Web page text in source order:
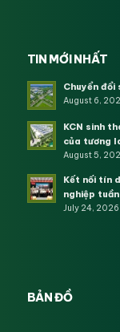
TIN MỚI NHẤT
Chuyển đổi
August 6,
KCN sinh
của tương
August 5,
Kết nối tín
nghiệp
July 24,
BẢN ĐỒ